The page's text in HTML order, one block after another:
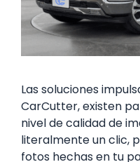
Las soluciones
CarCutter, existen
nivel de calidad de
literalmente un clic,
fotos hechas en tu